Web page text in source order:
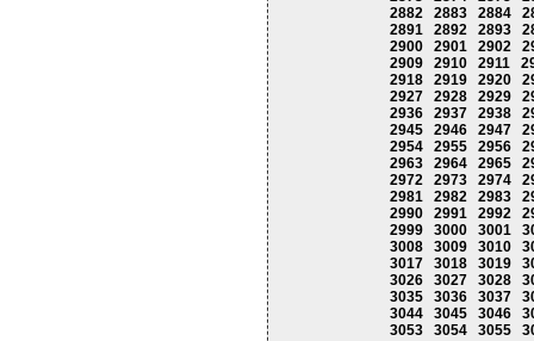
2882
2883 2884
2891
2892 2893
2900
2901 2902
2909
2910 2911
2918
2919 2920
2927
2928 2929
2936
2937 2938
2945
2946 2947
2954
2955 2956
2963
2964 2965
2972
2973 2974
2981
2982 2983
2990
2991 2992
2999
3000 3001
3008
3009 3010
3017
3018 3019
3026
3027 3028
3035
3036 3037
3044
3045 3046
3053
3054 3055